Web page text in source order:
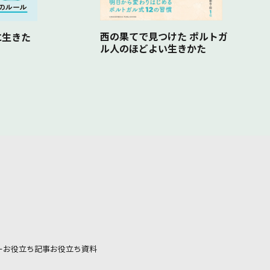
きた
西の果てで見つけた ポルトガ
ル人のほどよい生きかた
お役立ち記事お役立ち資料